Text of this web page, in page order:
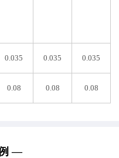
0.035 0.035 0.035
0.08 0.08 0.08
—